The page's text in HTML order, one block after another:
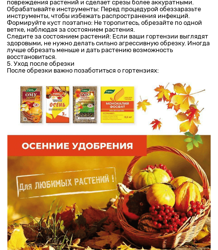
повреждения растений и сделает срезы более аккуратными.
Обрабатывайте инструменты: Перед процедурой обеззаразьте
инструменты, чтобы избежать распространения инфекций.
Формируйте куст поэтапно: Не торопитесь, обрезайте по одной
ветке, наблюдая за состоянием растения.
Следите за состоянием растений: Если ваши гортензии выглядят
здоровыми, не нужно делать сильно агрессивную обрезку. Иногда
лучше обрезать меньше и дать растению возможность
восстановиться.
5. Уход после обрезки
После обрезки важно позаботиться о гортензиях: